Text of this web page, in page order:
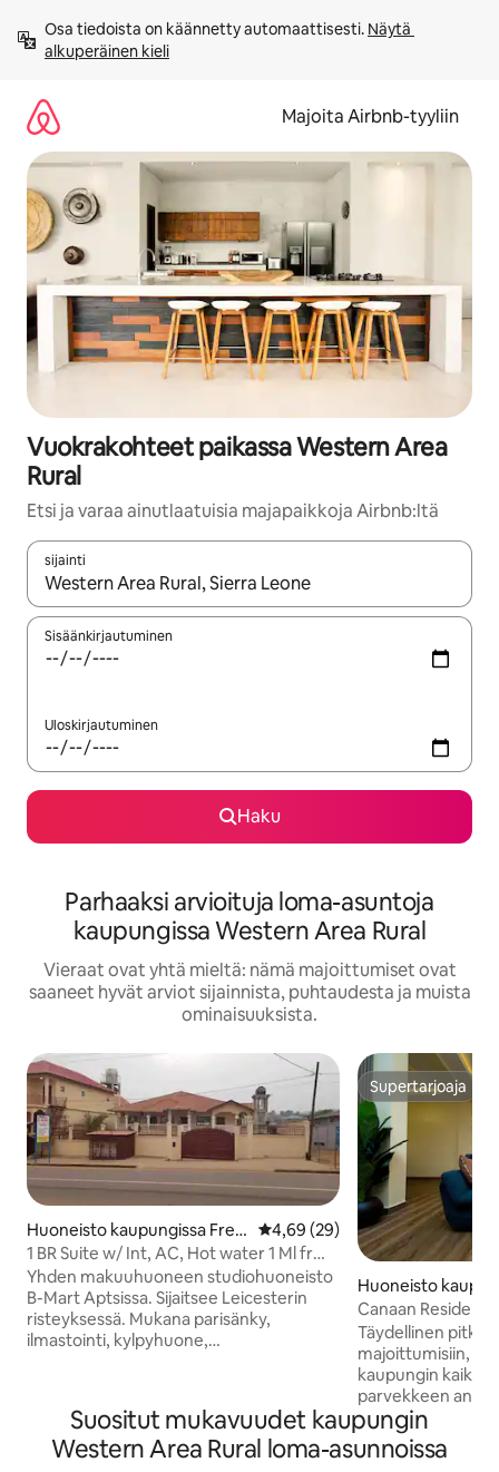
sisältö
väliin
Osa tiedoista on käännetty automaattisesti. Näytä
alkuperäinen kieli
Majoita Airbnb-tyyliin
Vuokrakohteet paikassa Western Area
Rural
Etsi ja varaa ainutlaatuisia majapaikkoja Airbnb:ltä
sijainti
Kun tulokset ovat saatavilla, navigoi ylös- ja alas-
Sisäänkirjautuminen
Uloskirjautuminen
Haku
Parhaaksi arvioituja loma-asuntoja
kaupungissa Western Area Rural
Vieraat ovat yhtä mieltä: nämä majoittumiset ovat
saaneet hyvät arviot sijainnista, puhtaudesta ja muista
ominaisuuksista.
Huoneisto kaupungissa Free
town
Keskimääräinen arvio 4,69/5,
4,69 (29)
1 BR Suite w/ Int, AC, Hot water 1 Ml frm
US EMB
Yhden makuuhuoneen studiohuoneisto
B-Mart Aptsissa. Sijaitsee Leicesterin
risteyksessä. Mukana parisänky,
ilmastointi, kylpyhuone,
verkkovirtaa ole palautettu,
generaattori on käytettävissä vieraan
Supertarjoaja
Supertarjoaja
Huoneisto
own
Canaan
suurlähetystöä
Täydellinen pitkiin
majoittumisiin,
kaupungin
parvekkeen
asteen
ympäriinsä.
illan
Suositut mukavuudet kaupungin
Western Area Rural loma-asunnoissa